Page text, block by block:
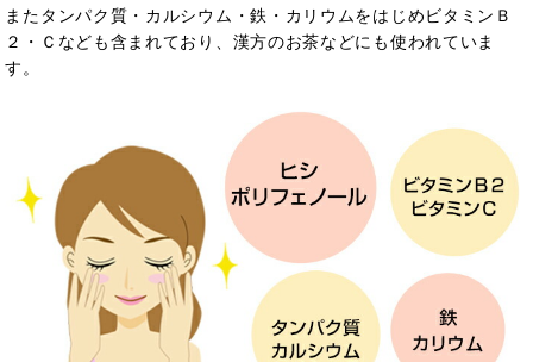
またタンパク質・カルシウム・鉄・カリウムをはじめビタミンＢ
２・Ｃなども含まれており、漢方のお茶などにも使われていま
す。